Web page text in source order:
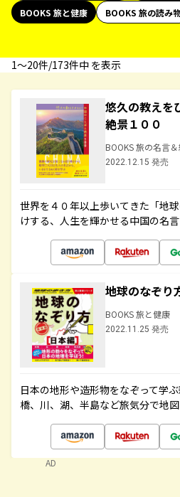
BOOKS 旅と健康
BOOKS 旅の読み
1〜20件/173件中 を表示
悠久の教えを
絶景１００
BOOKS 旅の名言
2022.12.15 発売
世界を４０年以上歩いてきた「地
けする、人生を輝かせる中国の名
地球のなぞ
BOOKS 旅と健康
2022.11.25 発売
日本の地形や造形物をなぞって学
橋、川、湖、半島など旅気分で地
AD